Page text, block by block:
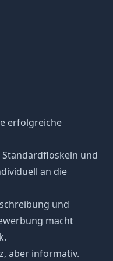
erfolgreiche
Standardfloskeln und
an die
und
macht
aber informativ.